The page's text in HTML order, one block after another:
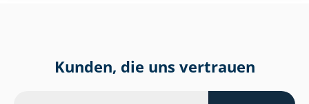
Kunden, die uns vertrauen